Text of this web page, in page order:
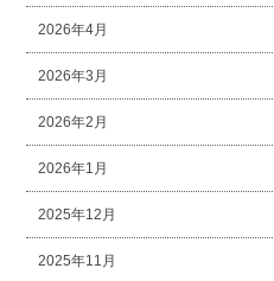
2026年4月
2026年3月
2026年2月
2026年1月
2025年12月
2025年11月